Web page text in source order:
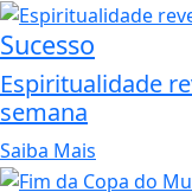
Sucesso
Espiritualidade
semana
Saiba Mais